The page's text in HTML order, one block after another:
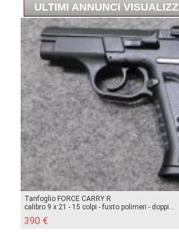
ULTIMI ANNUNCI
Tanfoglio FORCE CARRY R
calibro 9 x 21 - 15 colpi - fusto polimeri - doppi...
390 €